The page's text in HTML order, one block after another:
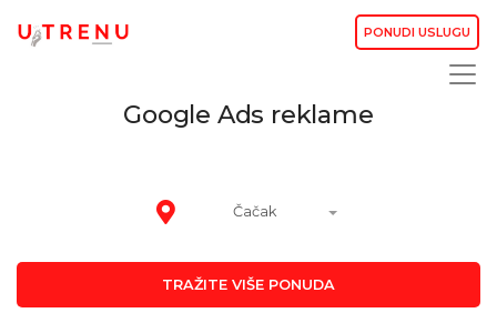
PONUDI USLUGU
Google Ads reklame
Čačak
TRAŽITE VIŠE PONUDA